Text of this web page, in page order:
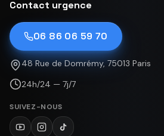
Contact urgence
06 86 06 59 70
48 Rue de Domrémy, 75013 Paris
24h/24 — 7j/7
SUIVEZ-NOUS